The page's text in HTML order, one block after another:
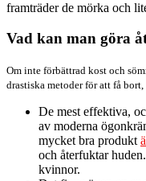
framträder de mörka och
Vad kan man göra
Om inte förbättrad kost och
drastiska metoder för att få
De mest effektiva,
av moderna
mycket bra produkt
och återfuktar
kvinnor.